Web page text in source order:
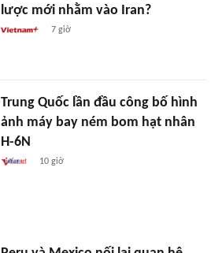
lược mới nhằm vào Iran?
7 giờ
Trung Quốc lần đầu công bố hình
ảnh máy bay ném bom hạt nhân
H-6N
10 giờ